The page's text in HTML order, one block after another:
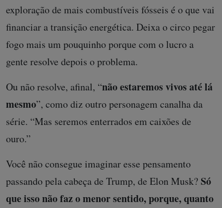
exploração de mais combustíveis fósseis é o que vai
financiar a transição energética. Deixa o circo pegar
fogo mais um pouquinho porque com o lucro a
gente resolve depois o problema.
Ou não resolve, afinal, “não estaremos vivos até lá
mesmo”, como diz outro personagem canalha da
série. “Mas seremos enterrados em caixões de
ouro.”
Você não consegue imaginar esse pensamento
passando pela cabeça de Trump, de Elon Musk?Só
que isso não faz o menor sentido, porque, quanto